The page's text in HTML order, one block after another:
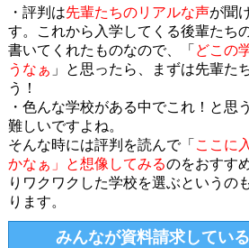
・評判は先輩たちのリアルな声が聞
す。これから入学してくる後輩たち
書いてくれたものなので、「 どこの
うなぁ 」と思ったら、まずは先輩た
う！
・色んな学校がある中でこれ！と思
難しいですよね。
そんな時には評判を読んで「 ここに
かなぁ」と想像してみるのをおすす
りワクワクした学校を選ぶというの
ります。
みんなが資料請求してい